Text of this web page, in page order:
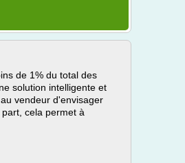
de 1% du total des
solution intelligente et
vendeur d'envisager
cela permet à